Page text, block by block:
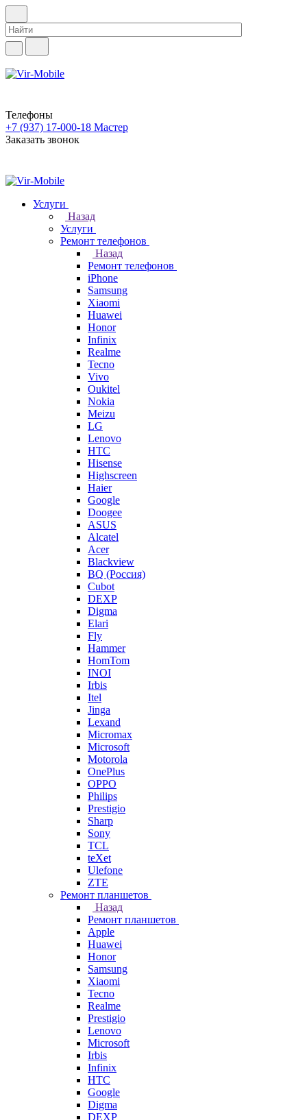
Телефоны
+7 (937) 17-000-18 Мастер
Заказать звонок
Услуги
Назад
Услуги
Ремонт телефонов
Назад
Ремонт телефонов
iPhone
Samsung
Xiaomi
Huawei
Honor
Infinix
Realme
Tecno
Vivo
Oukitel
Nokia
Meizu
LG
Lenovo
HTC
Hisense
Highscreen
Haier
Google
Doogee
ASUS
Alcatel
Acer
Blackview
BQ (Россия)
Cubot
DEXP
Digma
Elari
Fly
Hammer
HomTom
INOI
Irbis
Itel
Jinga
Lexand
Micromax
Microsoft
Motorola
OnePlus
OPPO
Philips
Prestigio
Sharp
Sony
TCL
teXet
Ulefone
ZTE
Ремонт планшетов
Назад
Ремонт планшетов
Apple
Huawei
Honor
Samsung
Xiaomi
Tecno
Realme
Prestigio
Lenovo
Microsoft
Irbis
Infinix
HTC
Google
Digma
DEXP